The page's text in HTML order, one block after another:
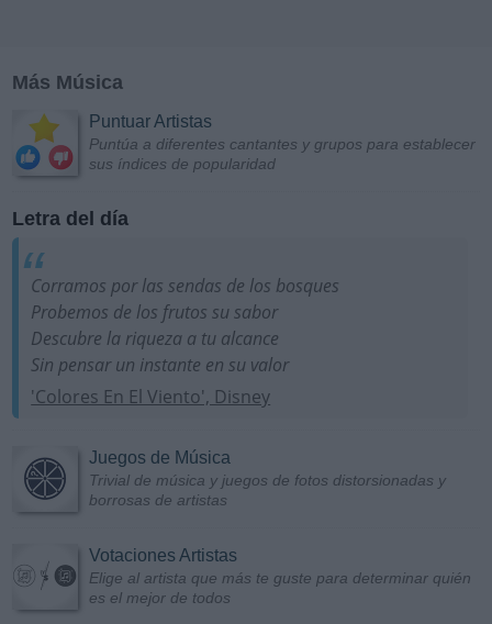
Más Música
Puntuar Artistas
Puntúa a diferentes cantantes y grupos para establecer
sus índices de popularidad
Letra del día
Corramos por las sendas de los bosques
Probemos de los frutos su sabor
Descubre la riqueza a tu alcance
Sin pensar un instante en su valor
'Colores En El Viento', Disney
Juegos de Música
Trivial de música y juegos de fotos distorsionadas y
borrosas de artistas
Votaciones Artistas
Elige al artista que más te guste para determinar quién
es el mejor de todos